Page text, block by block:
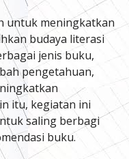
untuk meningkatkan
budaya literasi
jenis buku,
pengetahuan,
itu, kegiatan ini
saling berbagi
buku.